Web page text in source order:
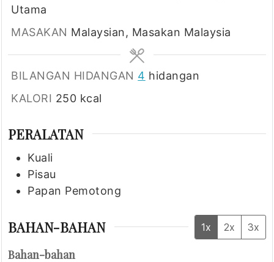
Utama
MASAKAN Malaysian, Masakan Malaysia
BILANGAN HIDANGAN 4 hidangan
KALORI 250 kcal
PERALATAN
Kuali
Pisau
Papan Pemotong
BAHAN-BAHAN 1x 2x 3x
Bahan-bahan